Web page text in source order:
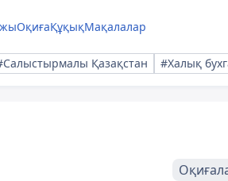
ОқиғаҚұқықМақалалар
Қазақстан #Халық